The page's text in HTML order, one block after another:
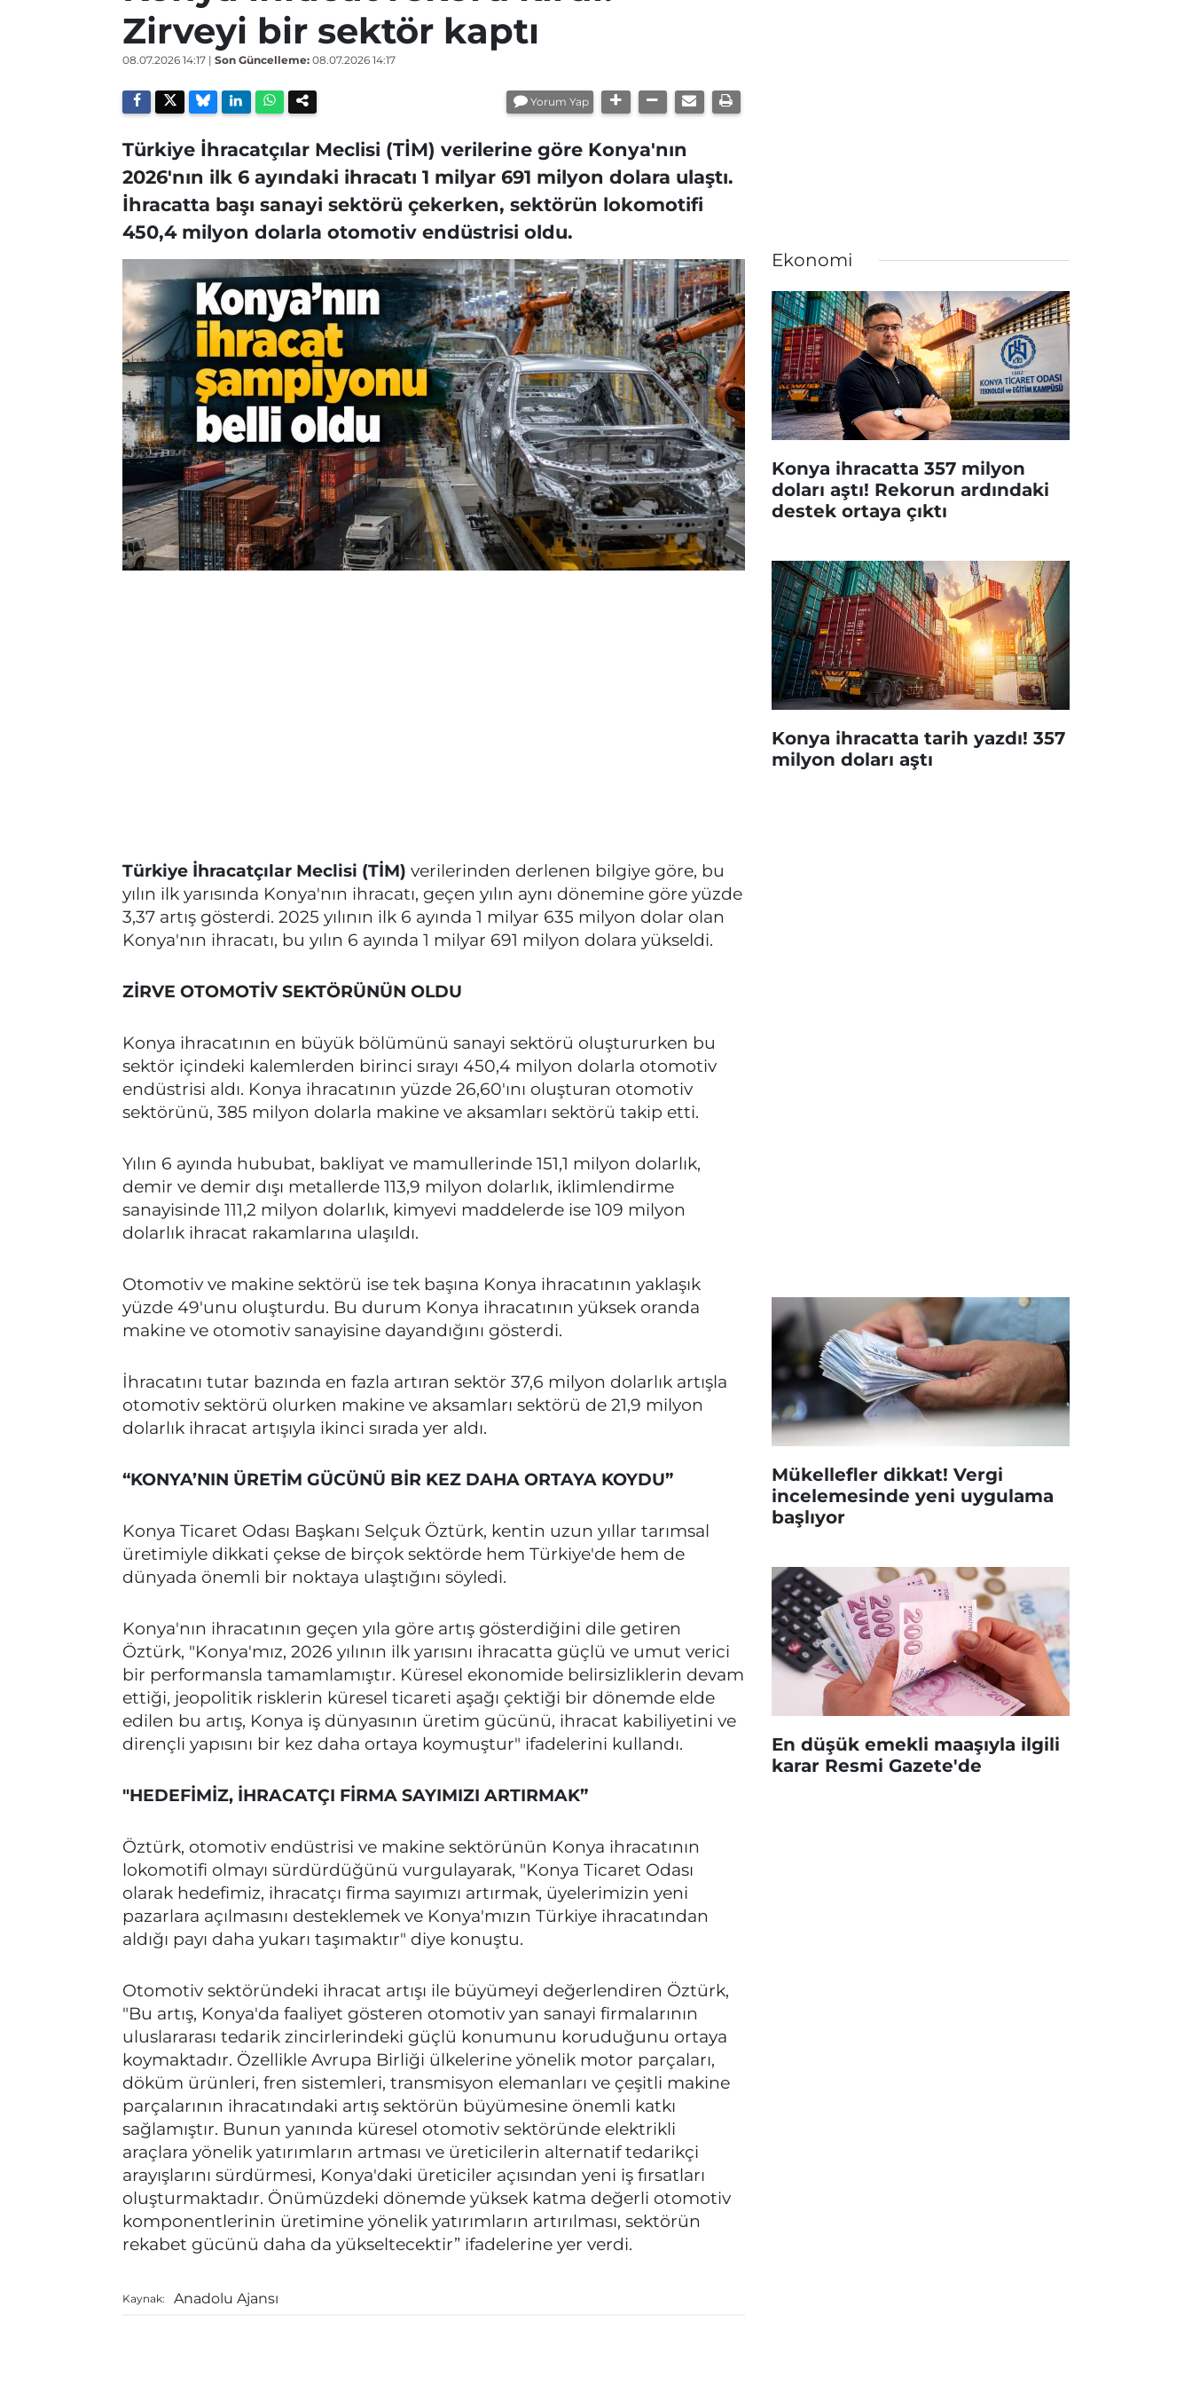
Zirveyi bir sektör kaptı
08.07.2026 14:17 | Son Güncelleme: 08.07.2026 14:17
Yorum Yap
Türkiye İhracatçılar Meclisi (TİM) verilerine göre Konya'nın
2026'nın ilk 6 ayındaki ihracatı 1 milyar 691 milyon dolara ulaştı.
İhracatta başı sanayi sektörü çekerken, sektörün lokomotifi
450,4 milyon dolarla otomotiv endüstrisi oldu.
Türkiye İhracatçılar Meclisi (TİM) verilerinden derlenen bilgiye göre, bu
yılın ilk yarısında Konya'nın ihracatı, geçen yılın aynı dönemine göre yüzde
3,37 artış gösterdi. 2025 yılının ilk 6 ayında 1 milyar 635 milyon dolar olan
Konya'nın ihracatı, bu yılın 6 ayında 1 milyar 691 milyon dolara yükseldi.
ZİRVE OTOMOTİV SEKTÖRÜNÜN OLDU
Konya ihracatının en büyük bölümünü sanayi sektörü oluştururken bu
sektör içindeki kalemlerden birinci sırayı 450,4 milyon dolarla otomotiv
endüstrisi aldı. Konya ihracatının yüzde 26,60'ını oluşturan otomotiv
sektörünü, 385 milyon dolarla makine ve aksamları sektörü takip etti.
Yılın 6 ayında hububat, bakliyat ve mamullerinde 151,1 milyon dolarlık,
demir ve demir dışı metallerde 113,9 milyon dolarlık, iklimlendirme
sanayisinde 111,2 milyon dolarlık, kimyevi maddelerde ise 109 milyon
dolarlık ihracat rakamlarına ulaşıldı.
Otomotiv ve makine sektörü ise tek başına Konya ihracatının yaklaşık
yüzde 49'unu oluşturdu. Bu durum Konya ihracatının yüksek oranda
makine ve otomotiv sanayisine dayandığını gösterdi.
İhracatını tutar bazında en fazla artıran sektör 37,6 milyon dolarlık artışla
otomotiv sektörü olurken makine ve aksamları sektörü de 21,9 milyon
dolarlık ihracat artışıyla ikinci sırada yer aldı.
“KONYA’NIN ÜRETİM GÜCÜNÜ BİR KEZ DAHA ORTAYA KOYDU”
Konya Ticaret Odası Başkanı Selçuk Öztürk, kentin uzun yıllar tarımsal
üretimiyle dikkati çekse de birçok sektörde hem Türkiye'de hem de
dünyada önemli bir noktaya ulaştığını söyledi.
Konya'nın ihracatının geçen yıla göre artış gösterdiğini dile getiren
Öztürk, "Konya'mız, 2026 yılının ilk yarısını ihracatta güçlü ve umut verici
bir performansla tamamlamıştır. Küresel ekonomide belirsizliklerin devam
ettiği, jeopolitik risklerin küresel ticareti aşağı çektiği bir dönemde elde
edilen bu artış, Konya iş dünyasının üretim gücünü, ihracat kabiliyetini ve
dirençli yapısını bir kez daha ortaya koymuştur" ifadelerini kullandı.
"HEDEFİMİZ, İHRACATÇI FİRMA SAYIMIZI ARTIRMAK”
Öztürk, otomotiv endüstrisi ve makine sektörünün Konya ihracatının
lokomotifi olmayı sürdürdüğünü vurgulayarak, "Konya Ticaret Odası
olarak hedefimiz, ihracatçı firma sayımızı artırmak, üyelerimizin yeni
pazarlara açılmasını desteklemek ve Konya'mızın Türkiye ihracatından
aldığı payı daha yukarı taşımaktır" diye konuştu.
Otomotiv sektöründeki ihracat artışı ile büyümeyi değerlendiren Öztürk,
"Bu artış, Konya'da faaliyet gösteren otomotiv yan sanayi firmalarının
uluslararası tedarik zincirlerindeki güçlü konumunu koruduğunu ortaya
koymaktadır. Özellikle Avrupa Birliği ülkelerine yönelik motor parçaları,
döküm ürünleri, fren sistemleri, transmisyon elemanları ve çeşitli makine
parçalarının ihracatındaki artış sektörün büyümesine önemli katkı
sağlamıştır. Bunun yanında küresel otomotiv sektöründe elektrikli
araçlara yönelik yatırımların artması ve üreticilerin alternatif tedarikçi
arayışlarını sürdürmesi, Konya'daki üreticiler açısından yeni iş fırsatları
oluşturmaktadır. Önümüzdeki dönemde yüksek katma değerli otomotiv
komponentlerinin üretimine yönelik yatırımların artırılması, sektörün
rekabet gücünü daha da yükseltecektir” ifadelerine yer verdi.
Kaynak: Anadolu Ajansı
Ekonomi
Konya ihracatta 357 milyon
doları aştı! Rekorun ardındaki
destek ortaya çıktı
Konya ihracatta tarih yazdı! 357
milyon doları aştı
Mükellefler dikkat! Vergi
incelemesinde yeni uygulama
başlıyor
En düşük emekli maaşıyla ilgili
karar Resmi Gazete'de